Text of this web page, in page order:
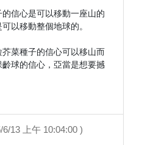
信心是可以移動一座山的
以移動整個地球的。
菜種子的信心可以移山而
球的信心，亞當是想要撼
13 上午 10:04:00 )